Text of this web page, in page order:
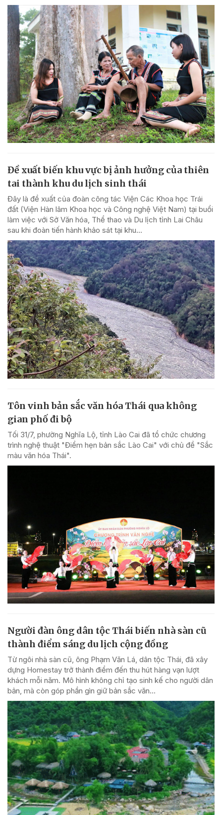
Đề xuất biến khu vực bị ảnh hưởng của thiên
tai thành khu du lịch sinh thái
Đây là đề xuất của đoàn công tác Viện Các Khoa học Trái
đất (Viện Hàn lâm Khoa học và Công nghệ Việt Nam) tại buổi
làm việc với Sở Văn hóa, Thể thao và Du lịch tỉnh Lai Châu
sau khi đoàn tiến hành khảo sát tại khu...
Tôn vinh bản sắc văn hóa Thái qua không
gian phố đi bộ
Tối 31/7, phường Nghĩa Lộ, tỉnh Lào Cai đã tổ chức chương
trình nghệ thuật "Điểm hẹn bản sắc Lào Cai" với chủ đề "Sắc
màu văn hóa Thái".
Người đàn ông dân tộc Thái biến nhà sàn cũ
thành điểm sáng du lịch cộng đồng
Từ ngôi nhà sàn cũ, ông Phạm Văn Lá, dân tộc Thái, đã xây
dựng Homestay trở thành điểm đến thu hút hàng vạn lượt
khách mỗi năm. Mô hình không chỉ tạo sinh kế cho người dân
bản, mà còn góp phần gìn giữ bản sắc văn...